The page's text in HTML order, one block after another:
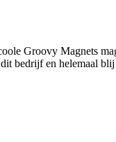
Groovy Magnets
bedrijf en helemaal